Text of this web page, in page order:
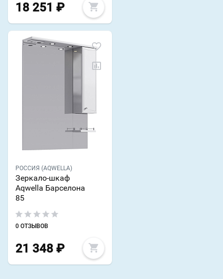
18 251 ₽
РОССИЯ (AQWELLA)
Зеркало-шкаф
Aqwella Барселона
85
0 ОТЗЫВОВ
21 348 ₽